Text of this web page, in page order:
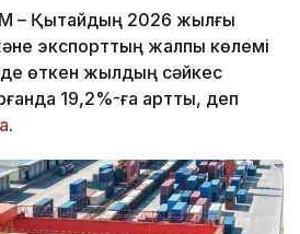
– Қытайдың 2026 жылғы
экспорттың жалпы көлемі
өткен жылдың сәйкес
19,2%-ға артты, деп
.